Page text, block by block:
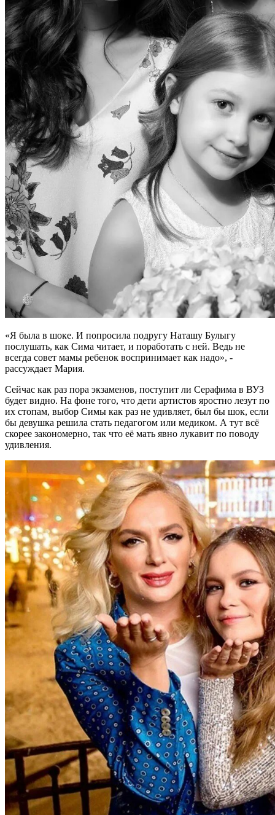
«Я была в шоке. И попросила подругу Наташу Булыгу
послушать, как Сима читает, и поработать с ней. Ведь не
всегда совет мамы ребенок воспринимает как надо», -
рассуждает Мария.
Сейчас как раз пора экзаменов, поступит ли Серафима в ВУЗ
будет видно. На фоне того, что дети артистов яростно лезут по
их стопам, выбор Симы как раз не удивляет, был бы шок, если
бы девушка решила стать педагогом или медиком. А тут всё
скорее закономерно, так что её мать явно лукавит по поводу
удивления.